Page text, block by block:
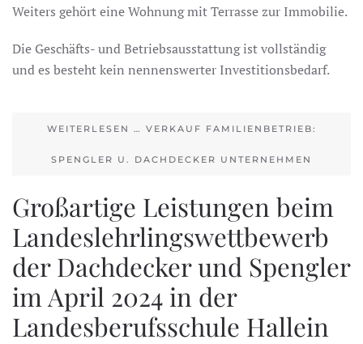
Weiters gehört eine Wohnung mit Terrasse zur Immobilie.
Die Geschäfts- und Betriebsausstattung ist vollständig
und es besteht kein nennenswerter Investitionsbedarf.
WEITERLESEN … VERKAUF FAMILIENBETRIEB:
SPENGLER U. DACHDECKER UNTERNEHMEN
Großartige Leistungen beim
Landeslehrlingswettbewerb
der Dachdecker und Spengler
im April 2024 in der
Landesberufsschule Hallein